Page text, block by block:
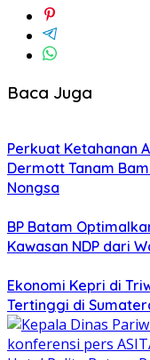
Baca Juga
Perkuat Ketahanan
Dermott Tanam
Nongsa
BP Batam
Kawasan NDP dari
Ekonomi Kepri di
Tertinggi di